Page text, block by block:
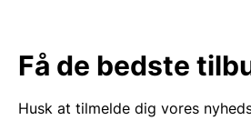
Få de bedste
Husk at tilmelde dig vores